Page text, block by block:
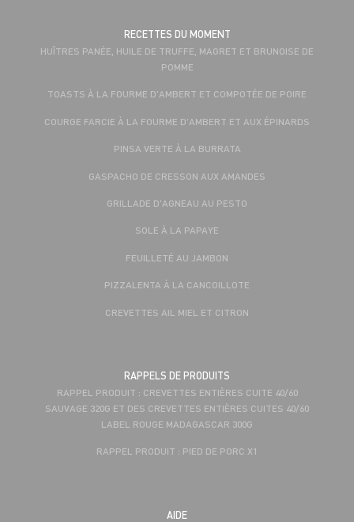
RECETTES DU MOMENT
HUÎTRES PANÉE, HUILE DE TRUFFE, MAGRET ET BRUNOISE DE
POMME
TOASTS À LA FOURME D'AMBERT ET COMPOTÉE DE POIRE
COURGE FARCIE À LA FOURME D'AMBERT ET AUX ÉPINARDS
PINSA VERTE À LA BURRATA
GASPACHO DE CRESSON AUX AMANDES
GRILLADE D'AGNEAU AU PESTO
SOLE À LA PAPAYE
FEUILLETÉ AU JAMBON
PIZZALENTA À LA CANCOILLOTE
CREVETTES AIL MIEL ET CITRON
RAPPELS DE PRODUITS
RAPPEL PRODUIT : CREVETTES ENTIÈRES CUITE 40/60
SAUVAGE 320G ET DES CREVETTES ENTIÈRES CUITES 40/60
LABEL ROUGE MADAGASCAR 300G
RAPPEL PRODUIT : PIED DE PORC X1
AIDE